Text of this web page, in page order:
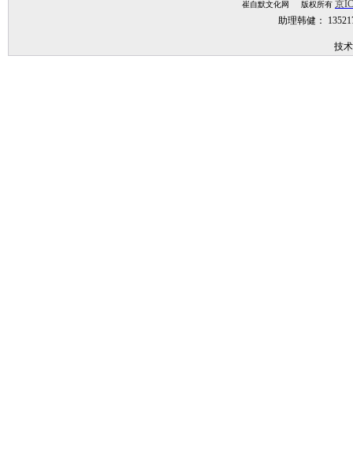
崔自默文化网 版权所有 京
助理韩健：
技